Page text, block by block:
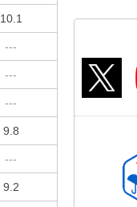
10.1
---
---
---
9.8
---
9.2